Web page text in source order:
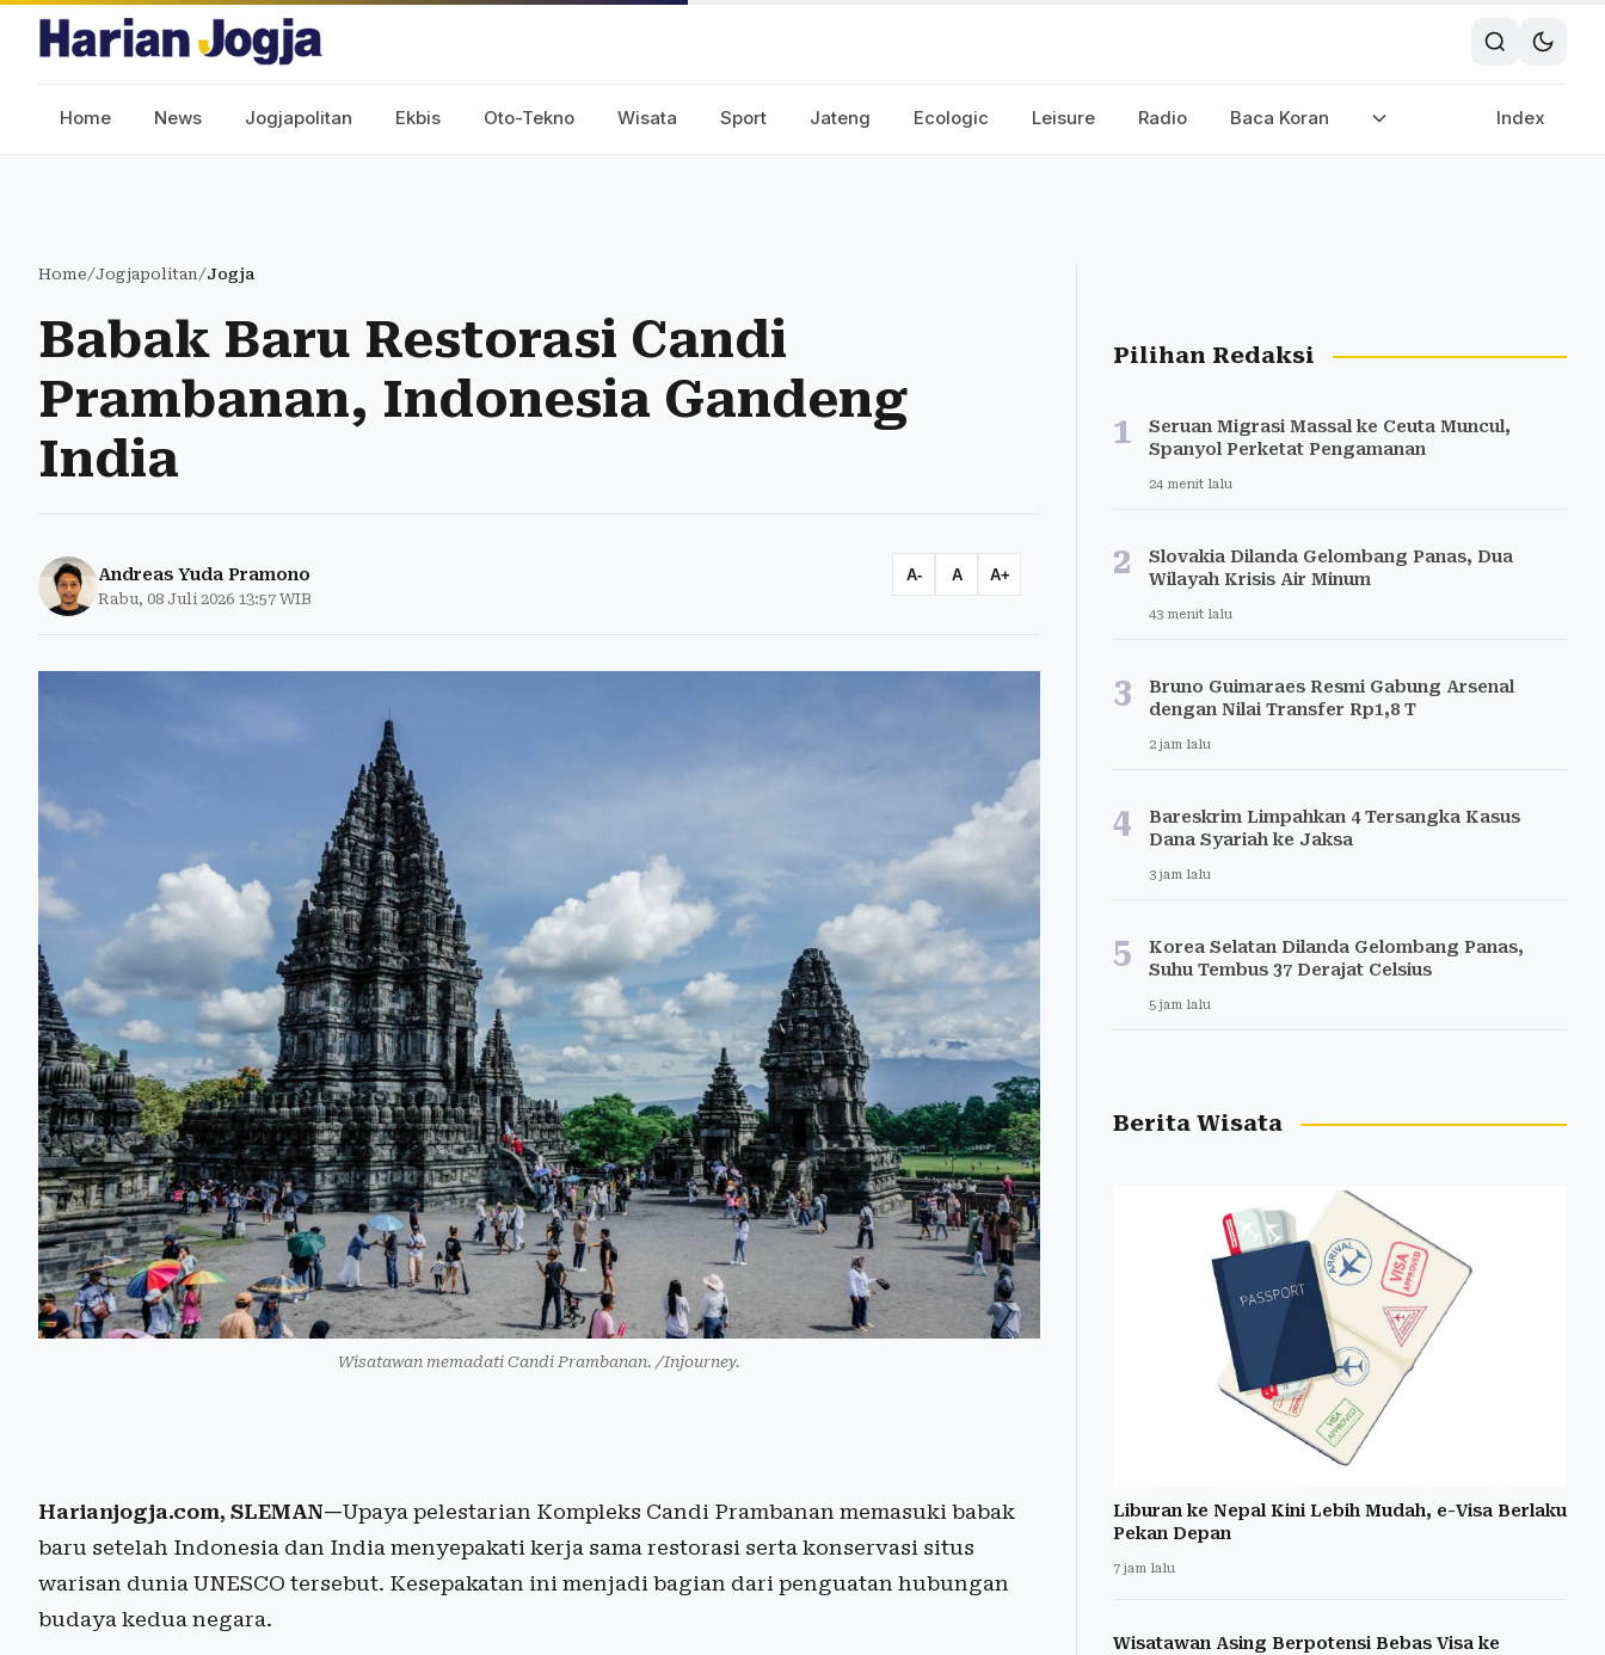
Home News Jogjapolitan Ekbis Oto-Tekno Wisata Sport Jateng Ecologic Leisure Radio Baca Koran Index
Home/Jogjapolitan/Jogja
Babak Baru Restorasi Candi
Prambanan, Indonesia Gandeng
India
Andreas Yuda Pramono
Rabu, 08 Juli 2026 13:57 WIB
A- A A+
Wisatawan memadati Candi Prambanan. /Injourney.
Harianjogja.com, SLEMAN—Upaya pelestarian Kompleks Candi Prambanan memasuki babak
baru setelah Indonesia dan India menyepakati kerja sama restorasi serta konservasi situs
warisan dunia UNESCO tersebut. Kesepakatan ini menjadi bagian dari penguatan hubungan
budaya kedua negara.
Pilihan Redaksi
1
Seruan Migrasi Massal ke Ceuta Muncul,
Spanyol Perketat Pengamanan
24 menit lalu
2
Slovakia Dilanda Gelombang Panas, Dua
Wilayah Krisis Air Minum
43 menit lalu
3
Bruno Guimaraes Resmi Gabung Arsenal
dengan Nilai Transfer Rp1,8 T
2 jam lalu
4
Bareskrim Limpahkan 4 Tersangka Kasus
Dana Syariah ke Jaksa
3 jam lalu
5
Korea Selatan Dilanda Gelombang Panas,
Suhu Tembus 37 Derajat Celsius
5 jam lalu
Berita Wisata
Liburan ke Nepal Kini Lebih Mudah, e-Visa Berlaku
Pekan Depan
7 jam lalu
Wisatawan Asing Berpotensi Bebas Visa ke